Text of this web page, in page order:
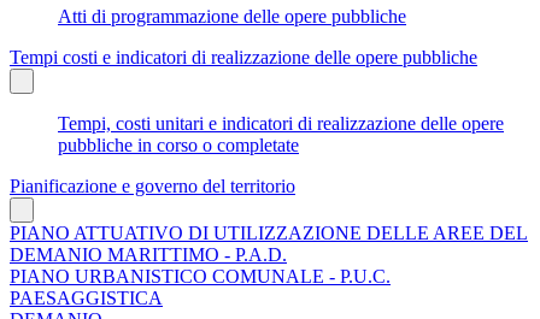
Atti di programmazione delle opere pubbliche
Tempi costi e indicatori di realizzazione delle opere pubbliche
Tempi, costi unitari e indicatori di realizzazione delle opere
pubbliche in corso o completate
Pianificazione e governo del territorio
PIANO ATTUATIVO DI UTILIZZAZIONE DELLE AREE DEL
DEMANIO MARITTIMO - P.A.D.
PIANO URBANISTICO COMUNALE - P.U.C.
PAESAGGISTICA